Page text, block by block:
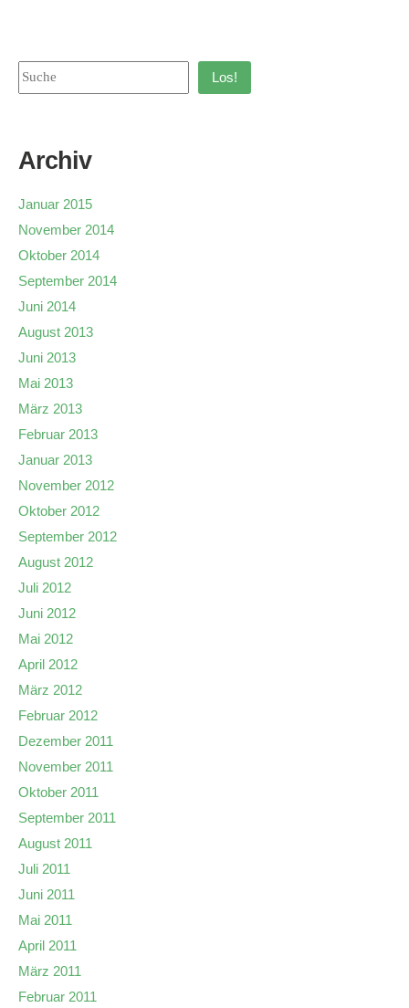
Los!
Archiv
Januar 2015
November 2014
Oktober 2014
September 2014
Juni 2014
August 2013
Juni 2013
Mai 2013
März 2013
Februar 2013
Januar 2013
November 2012
Oktober 2012
September 2012
August 2012
Juli 2012
Juni 2012
Mai 2012
April 2012
März 2012
Februar 2012
Dezember 2011
November 2011
Oktober 2011
September 2011
August 2011
Juli 2011
Juni 2011
Mai 2011
April 2011
März 2011
Februar 2011